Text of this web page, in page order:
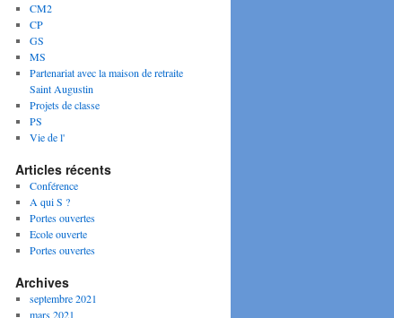
CM2
CP
GS
MS
Partenariat avec la maison de retraite
Saint Augustin
Projets de classe
PS
Vie de l'
Articles récents
Conférence
A qui S ?
Portes ouvertes
Ecole ouverte
Portes ouvertes
Archives
septembre 2021
mars 2021